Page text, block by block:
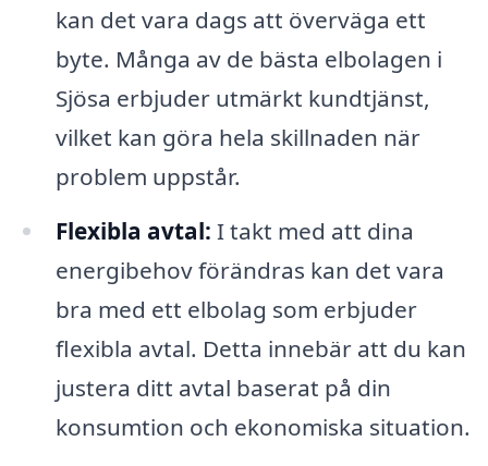
kan det vara dags att överväga ett
byte. Många av de bästa elbolagen i
Sjösa erbjuder utmärkt kundtjänst,
vilket kan göra hela skillnaden när
problem uppstår.
Flexibla avtal: I takt med att dina
energibehov förändras kan det vara
bra med ett elbolag som erbjuder
flexibla avtal. Detta innebär att du kan
justera ditt avtal baserat på din
konsumtion och ekonomiska situation.